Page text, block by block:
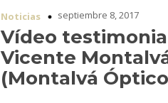
Noticias septiembre 8, 2017
Vídeo
Vicente
(Montalvá